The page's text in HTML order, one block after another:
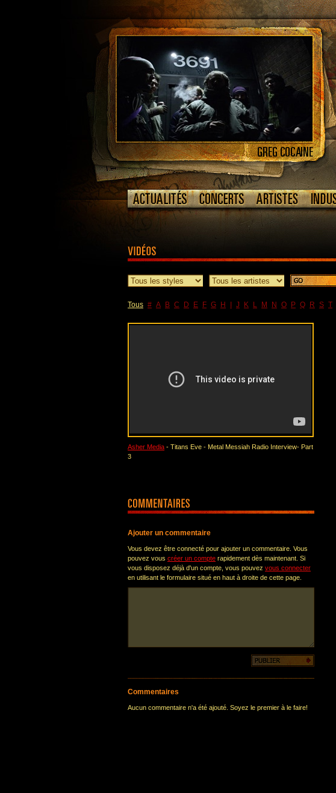
Tous # A B C D E F G H J K L M N O P Q R S T
Asher Media - Titans Eve - Metal Messiah Radio Interview- Part
3
Ajouter un commentaire
Vous devez être connecté pour ajouter un commentaire. Vous
pouvez vous créer un compte rapidement dès maintenant. Si
vous disposez déjà d'un compte, vous pouvez vous connecter
en utilisant le formulaire situé en haut à droite de cette page.
Commentaires
Aucun commentaire n'a été ajouté. Soyez le premier à le faire!